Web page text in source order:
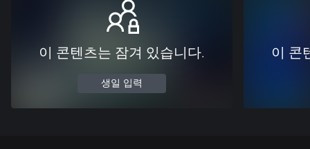
이 콘텐츠는 잠겨 있습니다.
생일 입력
이 콘